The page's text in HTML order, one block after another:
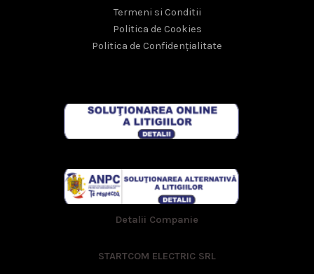
Termeni si Conditii
Politica de Cookies
Politica de Confidențialitate
Detalii Companie
STARTCOM ELECTRIC SRL